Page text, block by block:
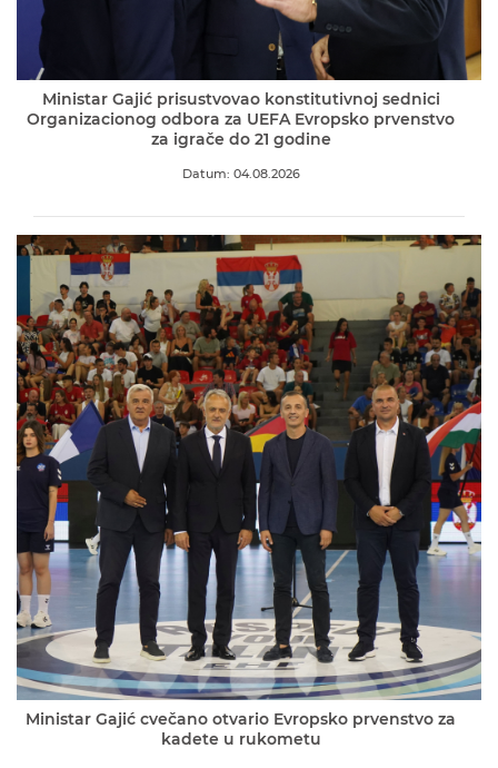
Ministar Gajić prisustvovao konstitutivnoj sednici
Organizacionog odbora za UEFA Evropsko prvenstvo
za igrače do 21 godine
Datum: 04.08.2026
Ministar Gajić cvečano otvario Evropsko prvenstvo za
kadete u rukometu